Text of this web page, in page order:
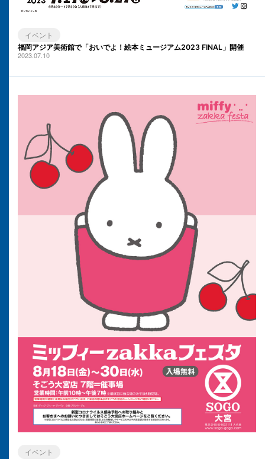
イベント
福岡アジア美術館で「おいでよ！絵本ミュージアム2023 FINAL」開催
2023.07.10
イベント